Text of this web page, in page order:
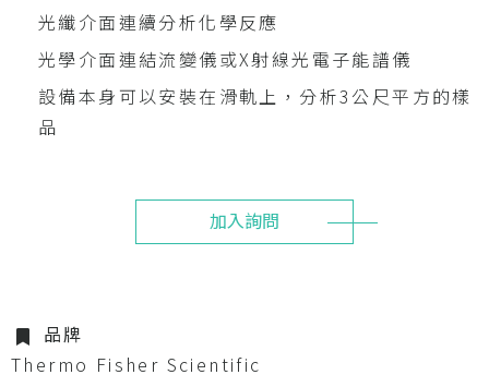
光纖介面連續分析化學反應
光學介面連結流變儀或X射線光電子能譜儀
設備本身可以安裝在滑軌上，分析3公尺平方的樣
品
加入詢問
品牌
Thermo Fisher Scientific